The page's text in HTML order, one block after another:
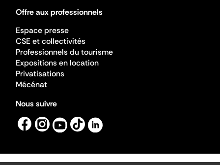
Offre aux professionnels
Espace presse
CSE et collectivités
Professionnels du tourisme
Expositions en location
Privatisations
Mécénat
Nous suivre